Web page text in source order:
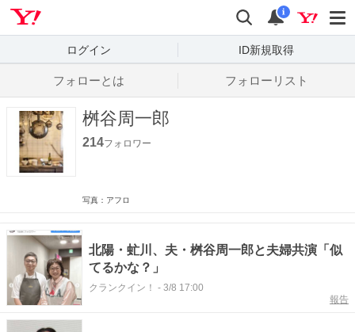
検索
通知
i
ログイン ID新規取得
フォローとは フォローリスト
桝谷周一郎
214フォロワー
写真：アフロ
北陽・虻川、夫・桝谷周一郎と夫婦共演「似
てるかな？」
クランクイン！ - 3/8 17:00
報告